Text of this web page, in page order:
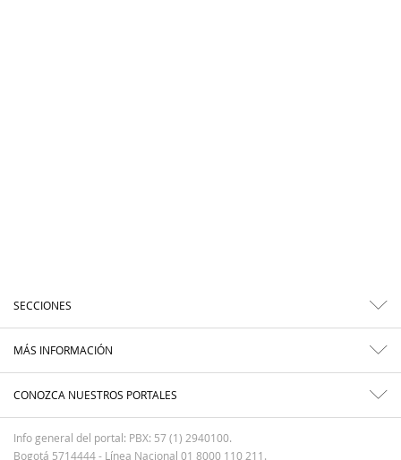
SECCIONES
MÁS INFORMACIÓN
CONOZCA NUESTROS PORTALES
Info general del portal: PBX: 57 (1) 2940100.
Bogotá 5714444 - Línea Nacional 01 8000 110 211.